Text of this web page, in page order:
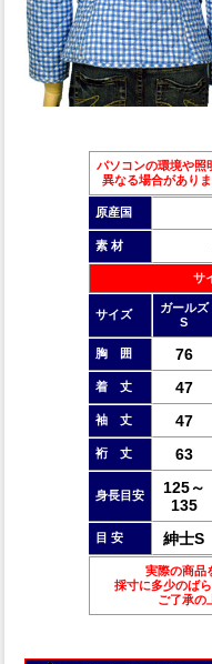
パソコンの環境や照
異なる場合があり
原産国
素 材
サ
サイズ
ガールズ
S
胸 囲 76
着 丈 47
袖 丈 47
裄 丈 63
身長目安
125～
135
目 安 紳士S
実際の商品
採寸に多少のば
ご了承の